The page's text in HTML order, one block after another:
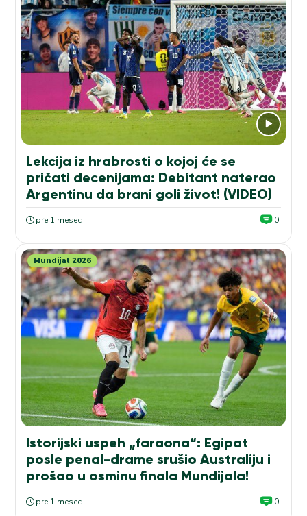
Lekcija iz hrabrosti o kojoj će se
pričati decenijama: Debitant naterao
Argentinu da brani goli život! (VIDEO)
pre 1 mesec 0
Mundijal 2026
Istorijski uspeh „faraona“: Egipat
posle penal-drame srušio Australiju i
prošao u osminu finala Mundijala!
pre 1 mesec 0